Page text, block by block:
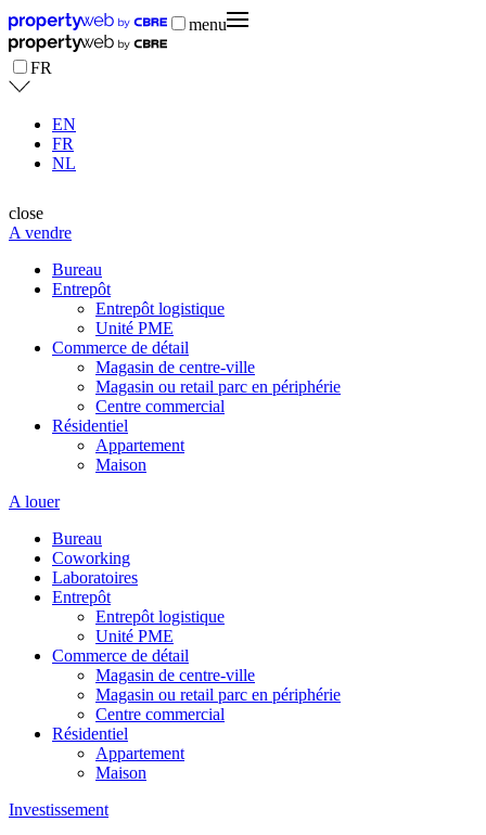
menu
FR
EN
FR
NL
close
A vendre
Bureau
Entrepôt
Entrepôt logistique
Unité PME
Commerce de détail
Magasin de centre-ville
Magasin ou retail parc en périphérie
Centre commercial
Résidentiel
Appartement
Maison
A louer
Bureau
Coworking
Laboratoires
Entrepôt
Entrepôt logistique
Unité PME
Commerce de détail
Magasin de centre-ville
Magasin ou retail parc en périphérie
Centre commercial
Résidentiel
Appartement
Maison
Investissement